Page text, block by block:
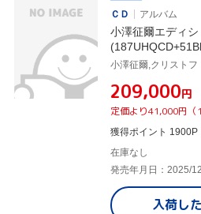
ＣＤ
アルバム
小澤征爾エディ
¥209,000円
定価より41,000円（
獲得ポイント 1900P
在庫なし
発売年月日：2025/
入荷し